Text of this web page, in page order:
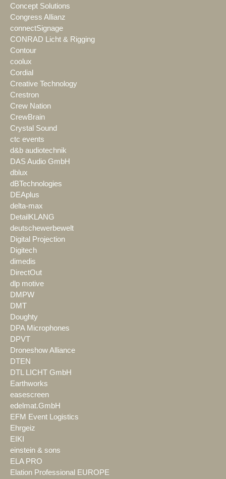
Concept Solutions
Congress Allianz
connectSignage
CONRAD Licht & Rigging
Contour
coolux
Cordial
Creative Technology
Crestron
Crew Nation
CrewBrain
Crystal Sound
ctc events
d&b audiotechnik
DAS Audio GmbH
dblux
dBTechnologies
DEAplus
delta-max
DetailKLANG
deutschewerbewelt
Digital Projection
Digitech
dimedis
DirectOut
dlp motive
DMPW
DMT
Doughty
DPA Microphones
DPVT
Droneshow Alliance
DTEN
DTL LICHT GmbH
Earthworks
easescreen
edelmat.GmbH
EFM Event Logistics
Ehrgeiz
EIKI
einstein & sons
ELA PRO
Elation Professional EUROPE